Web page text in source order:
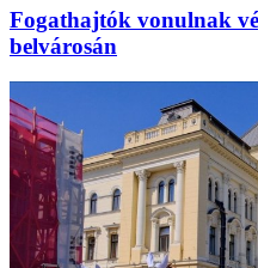
Fogathajtók vonulnak
belvárosán